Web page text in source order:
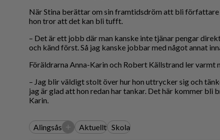
När Stina berättar om sin framtidsdröm att bli författare
hon tror att det kan bli tufft.
– Det är ett jobb där man kanske inte tjänar pengar
och känd först. Så jag kanske jobbar med något annat
Föräldrarna Anna-Karin och Robert Källstrand ler varmt
– Jag blir väldigt stolt över hur hon uttrycker sig och
jag är glad att hon redan har tankar. Det här kommer bli
Karin.
Alingsås + Aktuellt Skola